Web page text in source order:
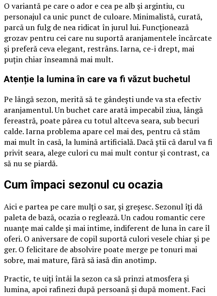
O variantă pe care o ador e cea pe alb și argintiu, cu
personajul ca unic punct de culoare. Minimalistă, curată,
parcă un fulg de nea ridicat în jurul lui. Funcționează
grozav pentru cei care nu suportă aranjamentele încărcate
și preferă ceva elegant, restrâns. Iarna, ce-i drept, mai
puțin chiar înseamnă mai mult.
Atenție la lumina în care va fi văzut buchetul
Pe lângă sezon, merită să te gândești unde va sta efectiv
aranjamentul. Un buchet care arată impecabil ziua, lângă
fereastră, poate părea cu totul altceva seara, sub becuri
calde. Iarna problema apare cel mai des, pentru că stăm
mai mult în casă, la lumină artificială. Dacă știi că darul va fi
privit seara, alege culori cu mai mult contur și contrast, ca
să nu se piardă.
Cum împaci sezonul cu ocazia
Aici e partea pe care mulți o sar, și greșesc. Sezonul îți dă
paleta de bază, ocazia o reglează. Un cadou romantic cere
nuanțe mai calde și mai intime, indiferent de luna în care îl
oferi. O aniversare de copil suportă culori vesele chiar și pe
ger. O felicitare de absolvire poate merge pe tonuri mai
sobre, mai mature, fără să iasă din anotimp.
Practic, te uiți întâi la sezon ca să prinzi atmosfera și
lumina, apoi rafinezi după persoană și după moment. Faci